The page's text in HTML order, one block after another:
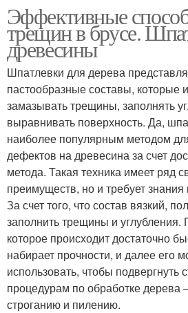
Эффективные
трещин в брусе.
древесины
Шпатлевки для дерева
пастообразные составы, которые
замазывать трещины, заполнять
выравнивать поверхность. Да,
наиболее популярным методом
дефектов на древесина за счет
метода. Такая техника имеет ряд
преимуществ, но и требует
За счет того, что состав вязкий,
заполнить трещины и
которое происходит достаточно
набирает прочности, и далее его
использовать, чтобы подвергнуть
процедурам по обработке
строганию и пилению.